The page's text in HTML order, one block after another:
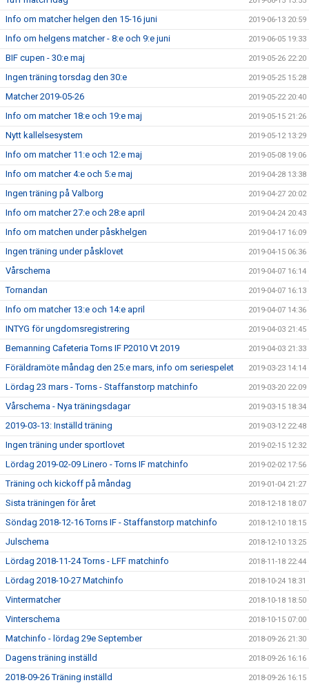
Info om matcher helgen den 15-16 juni 2019-06-13 20:59
Info om helgens matcher - 8:e och 9:e juni 2019-06-05 19:33
BIF cupen - 30:e maj 2019-05-26 22:20
Ingen träning torsdag den 30:e 2019-05-25 15:28
Matcher 2019-05-26 2019-05-22 20:40
Info om matcher 18:e och 19:e maj 2019-05-15 21:26
Nytt kallelsesystem 2019-05-12 13:29
Info om matcher 11:e och 12:e maj 2019-05-08 19:06
Info om matcher 4:e och 5:e maj 2019-04-28 13:38
Ingen träning på Valborg 2019-04-27 20:02
Info om matcher 27:e och 28:e april 2019-04-24 20:43
Info om matchen under påskhelgen 2019-04-17 16:09
Ingen träning under påsklovet 2019-04-15 06:36
Vårschema 2019-04-07 16:14
Tornandan 2019-04-07 16:13
Info om matcher 13:e och 14:e april 2019-04-07 14:36
INTYG för ungdomsregistrering 2019-04-03 21:45
Bemanning Cafeteria Torns IF P2010 Vt 2019 2019-04-03 21:33
Föräldramöte måndag den 25:e mars, info om seriespelet 2019-03-23 14:14
Lördag 23 mars - Torns - Staffanstorp matchinfo 2019-03-20 22:09
Vårschema - Nya träningsdagar 2019-03-15 18:34
2019-03-13: Inställd träning 2019-03-12 22:48
Ingen träning under sportlovet 2019-02-15 12:32
Lördag 2019-02-09 Linero - Torns IF matchinfo 2019-02-02 17:56
Träning och kickoff på måndag 2019-01-04 21:27
Sista träningen för året 2018-12-18 18:07
Söndag 2018-12-16 Torns IF - Staffanstorp matchinfo 2018-12-10 18:15
Julschema 2018-12-10 13:25
Lördag 2018-11-24 Torns - LFF matchinfo 2018-11-18 22:44
Lördag 2018-10-27 Matchinfo 2018-10-24 18:31
Vintermatcher 2018-10-18 18:50
Vinterschema 2018-10-15 07:00
Matchinfo - lördag 29e September 2018-09-26 21:30
Dagens träning inställd 2018-09-26 16:16
2018-09-26 Träning inställd 2018-09-26 16:15